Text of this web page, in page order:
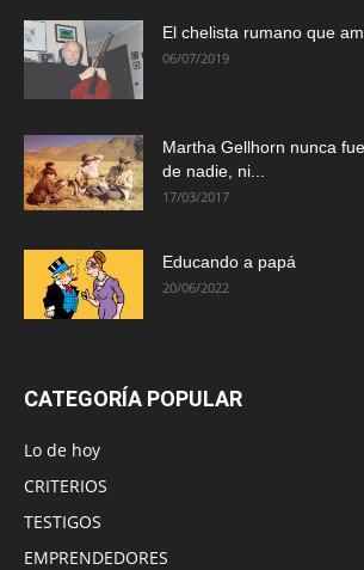
El chelista rumano que
06/07/2019
Martha Gellhorn nunca
de nadie, ni...
17/03/2017
Educando a papá
20/06/2022
CATEGORÍA POPULAR
Lo de hoy
CRITERIOS
TESTIGOS
EMPRENDEDORES